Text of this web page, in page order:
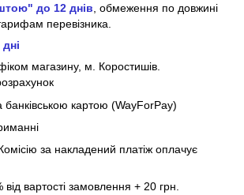
до 12 днів , обмеження по довжині
перевізника.
магазину, м.
Коростишів.
картою (WayForPay)
за накладений платіж оплачує
від вартості замовлення + 20 грн.